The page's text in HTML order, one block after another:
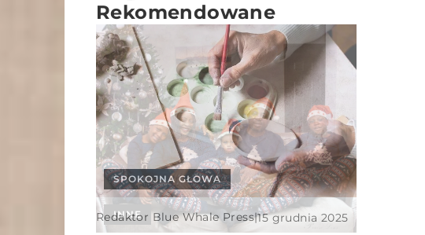
Rekomendowane
SPOKOJNA GŁOWA
Redaktor Blue Whale Press|18 lipca 2024
Znajdowanie harmonii poprzez
SPOKOJNA GŁOWA
Redaktor Blue Whale Press|15 grudnia 2025
INNE